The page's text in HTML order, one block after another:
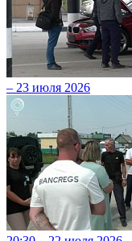
– 23 июля 2026